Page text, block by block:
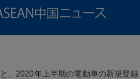
、2020年上半期の電動車の新規登録